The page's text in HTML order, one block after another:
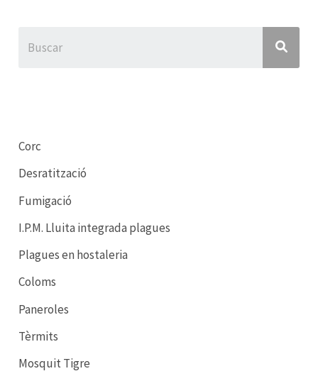
Corc
Desratització
Fumigació
I.P.M. Lluita integrada plagues
Plagues en hostaleria
Coloms
Paneroles
Tèrmits
Mosquit Tigre